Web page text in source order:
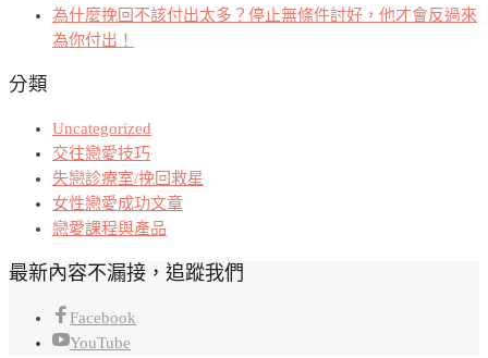
為什麼挽回不該付出太多？停止無條件討好，他才會反過來
為你付出！
分類
Uncategorized
交往戀愛技巧
失戀診療室/挽回救星
女性戀愛成功文章
戀愛課程與產品
最新內容不漏接，追蹤我們
Facebook
YouTube